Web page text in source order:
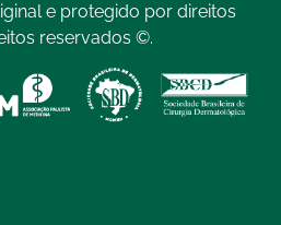
e protegido por direitos
reservados ©.